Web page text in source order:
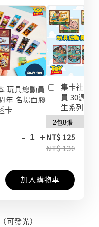
玩具總動員
年 名場面膠
卡
- +
集卡社 玩
員 30週年
生系列 收
NT$ 125
NT$ 130
加入購物車
發光）